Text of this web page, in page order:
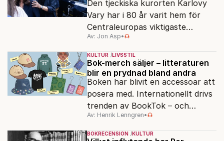
Den tjeckiska kurorten Karlovy
Vary har i 80 år varit hem för
Centraleuropas viktigaste
filmfestival – en plats där
Hollywoodglans möter
egensinnighet.
Av: Jon Asp•
KULTUR LIVSSTIL
Bok-merch säljer – litteraturen
blir en prydnad bland andra
Boken har blivit en accessoar att
posera med. Internationellt drivs
trenden av BookTok – och
förlagen följer efter.
Av: Henrik Lenngren•
BOKRECENSION KULTUR